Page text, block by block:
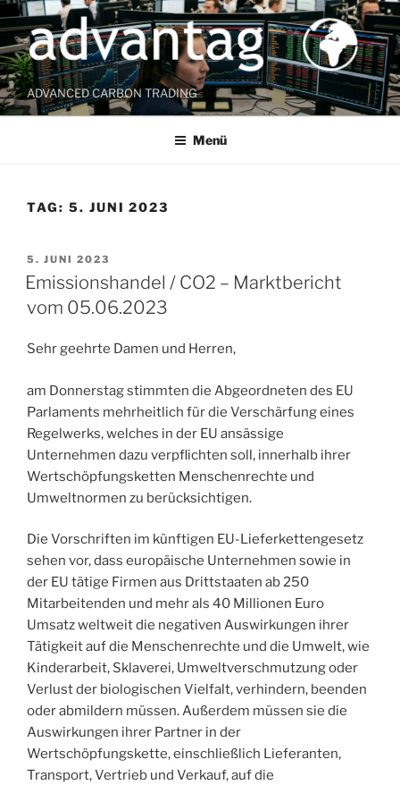
Zum
Inhalt
springen
ADVANCED CARBON TRADING
Menü
TAG: 5. JUNI 2023
VERÖFFENTLICHT
AM
5. JUNI 2023
Emissionshandel / CO2 – Marktbericht
vom 05.06.2023
Sehr geehrte Damen und Herren,
am Donnerstag stimmten die Abgeordneten des EU
Parlaments mehrheitlich für die Verschärfung eines
Regelwerks, welches in der EU ansässige
Unternehmen dazu verpflichten soll, innerhalb ihrer
Wertschöpfungsketten Menschenrechte und
Umweltnormen zu berücksichtigen.
Die Vorschriften im künftigen EU-Lieferkettengesetz
sehen vor, dass europäische Unternehmen sowie in
der EU tätige Firmen aus Drittstaaten ab 250
Mitarbeitenden und mehr als 40 Millionen Euro
Umsatz weltweit die negativen Auswirkungen ihrer
Tätigkeit auf die Menschenrechte und die Umwelt, wie
Kinderarbeit, Sklaverei, Umweltverschmutzung oder
Verlust der biologischen Vielfalt, verhindern, beenden
oder abmildern müssen. Außerdem müssen sie die
Auswirkungen ihrer Partner in der
Wertschöpfungskette, einschließlich Lieferanten,
Transport, Vertrieb und Verkauf, auf die